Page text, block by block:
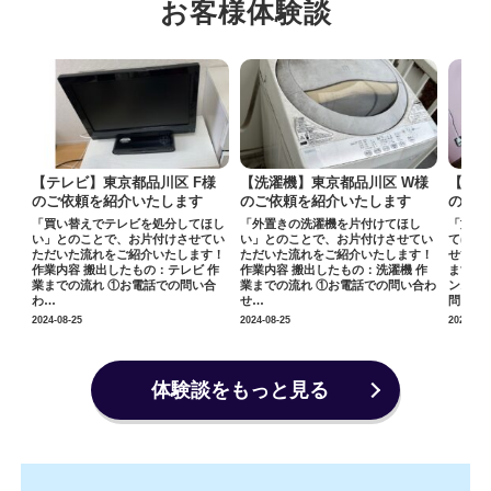
お客様体験談
【テレビ】東京都品川区 F様
のご依頼を紹介いたします
「買い替えでテレビを処分してほし
い」とのことで、お片付けさせてい
ただいた流れをご紹介いたします！
作業内容 搬出したもの：テレビ 作
業までの流れ ①お電話での問い合
わ…
2024-08-25
【洗濯機】東京都品川区 W様
のご依頼を紹介いたします
「外置きの洗濯機を片付けてほし
い」とのことで、お片付けさせてい
ただいた流れをご紹介いたします！
作業内容 搬出したもの：洗濯機 作
業までの流れ ①お電話での問い合わ
せ…
2024-08-25
【タ
のご
「施
てほし
せてい
ます！
ンス
問…
2024-08-
体験談をもっと見る